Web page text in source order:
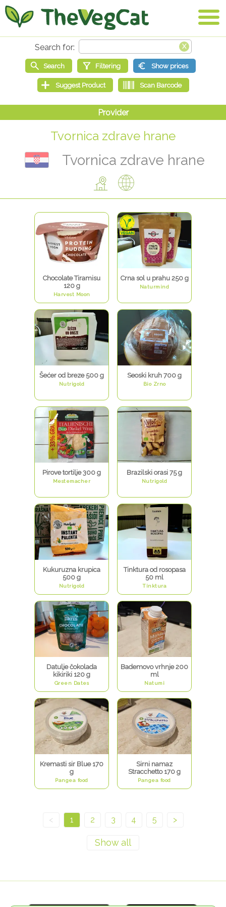
Tvornica zdrave hrane
Tvornica zdrave hrane
Chocolate Tiramisu
120 g
Harvest Moon
Crna sol u prahu 250 g
Naturmind
Šećer od breze 500 g
Nutrigold
Seoski kruh 700 g
Bio Zrno
Pirove tortilje 300 g
Mestemacher
Brazilski orasi 75 g
Nutrigold
Kukuruzna krupica
500 g
Nutrigold
Tinktura od rosopasa
50 ml
Tinktura
Datulje čokolada
kikiriki 120 g
Green Dates
Bademovo vrhnje 200
ml
Natumi
Kremasti sir Blue 170
g
Pangea food
Sirni namaz
Stracchetto 170 g
Pangea food
< 1 2 3 4 5 >